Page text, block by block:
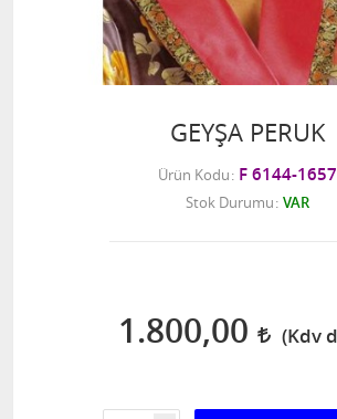
GEYŞA PERUK
Ürün Kodu F 6144-1657
Stok Durumu VAR
1.800,00